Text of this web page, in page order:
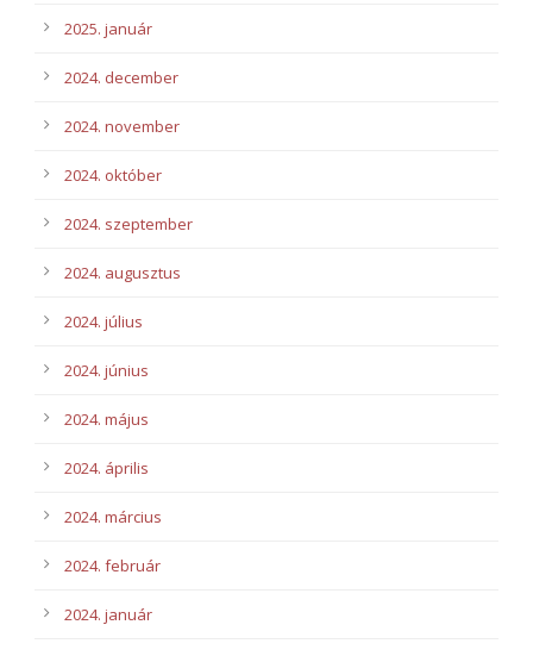
2025. január
2024. december
2024. november
2024. október
2024. szeptember
2024. augusztus
2024. július
2024. június
2024. május
2024. április
2024. március
2024. február
2024. január